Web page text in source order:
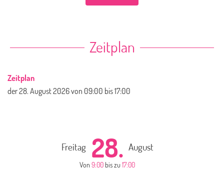
Zeitplan
Zeitplan
der28. August 2026von 09:00 bis 17:00
Freitag 28. August
Von 9:00bis zu17:00